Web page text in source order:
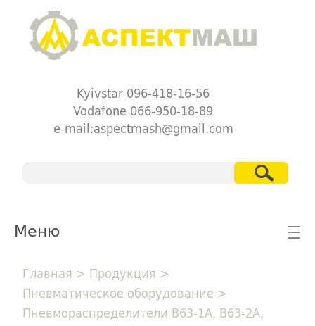
Kyivstar 096-418-16-56
Vodafone 066-950-18-89
e-mail:aspectmash@gmail.com
Меню ☰
Главная > Продукция >
Пневматическое оборудование >
Пневмораспределители В63-1А, В63-2А,